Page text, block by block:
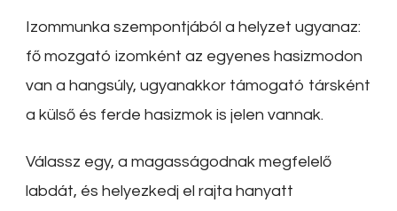
Izommunka szempontjából a helyzet ugyanaz:
fő mozgató izomként az egyenes hasizmodon
van a hangsúly, ugyanakkor támogató társként
a külső és ferde hasizmok is jelen vannak.
Válassz egy, a magasságodnak megfelelő
labdát, és helyezkedj el rajta hanyatt